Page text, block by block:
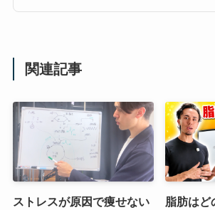
関連記事
ストレスが原因で痩せない
脂肪はど